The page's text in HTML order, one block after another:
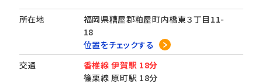
所在地
福岡県糟屋郡粕屋町内橋東３丁目11-
18
位置をチェックする
交通
香椎線 伊賀駅 18分
篠栗線 原町駅 18分